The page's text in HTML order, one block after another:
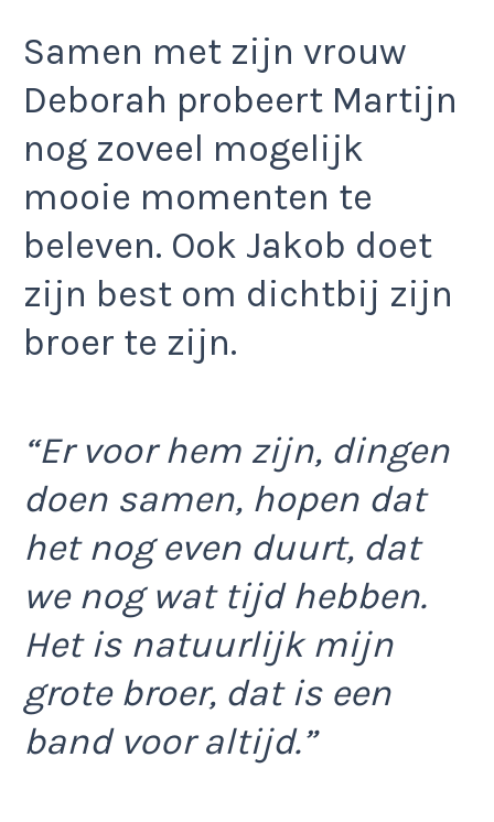
Samen met zijn vrouw
Deborah probeert Martijn
nog zoveel mogelijk
mooie momenten te
beleven. Ook Jakob doet
zijn best om dichtbij zijn
broer te zijn.
“Er voor hem zijn, dingen
doen samen, hopen dat
het nog even duurt, dat
we nog wat tijd hebben.
Het is natuurlijk mijn
grote broer, dat is een
band voor altijd.”